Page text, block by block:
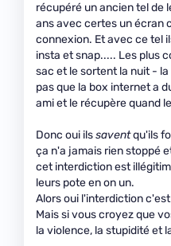
récupéré un ancien tel de
ans avec certes un écran
connexion. Et avec ce tel
insta et snap..... Les plus
sac et le sortent la nuit -
pas que la box internet a
ami et le récupère quand
Donc oui ilssaventqu'ils
ça n'a jamais rien stoppé
cet interdiction est
leurs pote en on un.
Alors oui l'interdiction
Mais si vous croyez que
la violence, la stupidité et